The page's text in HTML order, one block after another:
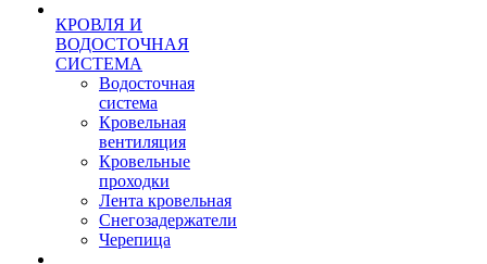
КРОВЛЯ И
ВОДОСТОЧНАЯ
СИСТЕМА
Водосточная
система
Кровельная
вентиляция
Кровельные
проходки
Лента кровельная
Снегозадержатели
Черепица